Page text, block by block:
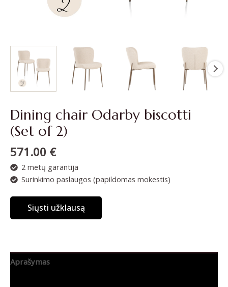
Dining chair Odarby biscotti
(Set of 2)
571.00 €
2 metų garantija
Surinkimo paslaugos (papildomas mokestis)
Siųsti užklausą
Aprašymas